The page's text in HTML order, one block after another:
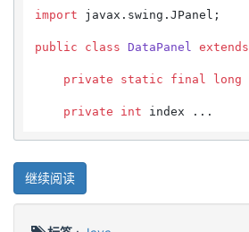
import javax.swing.JPanel;
public class DataPanel extends
private static final long
private int index ...
继续阅读